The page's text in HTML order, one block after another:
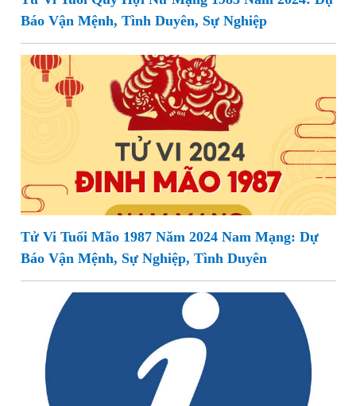
Báo Vận Mệnh, Tình Duyên, Sự Nghiệp
Tử Vi Tuổi Mão 1987 Năm 2024 Nam Mạng: Dự
Báo Vận Mệnh, Sự Nghiệp, Tình Duyên